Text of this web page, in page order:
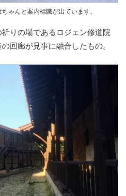
ゃんと案内標識が出ています。
りの場であるロジェン修道院
回廊が見事に融合したもの。